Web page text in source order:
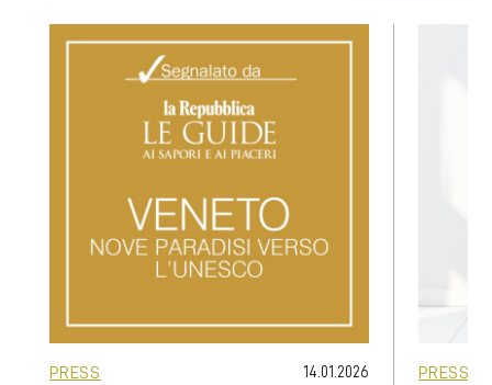
PRESS 14.01.2026 PRESS